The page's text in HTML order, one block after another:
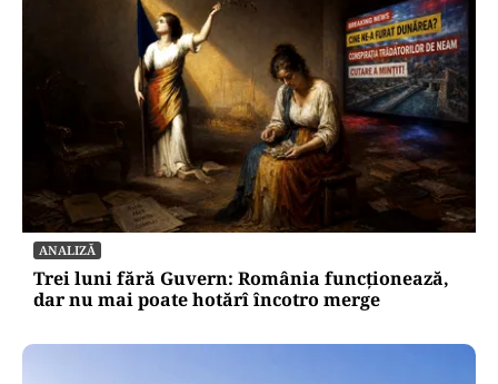
ANALIZĂ
Trei luni fără Guvern: România funcționează,
dar nu mai poate hotărî încotro merge